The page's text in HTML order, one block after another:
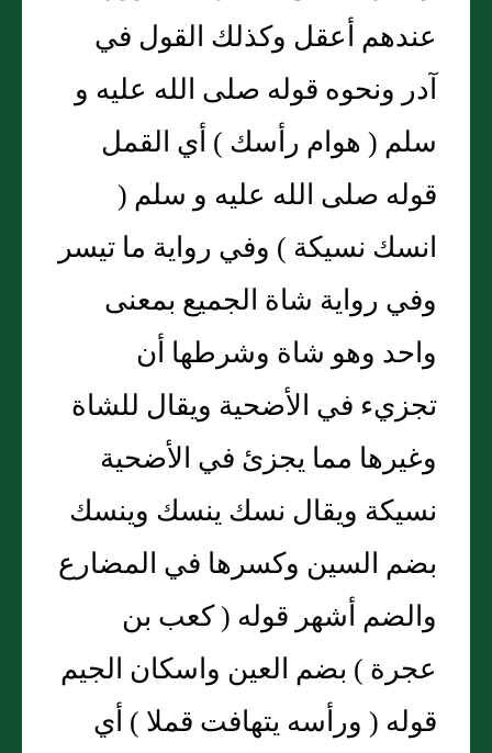
عندهم أعقل وكذلك القول في
آدر ونحوه قوله صلى الله عليه و
سلم ( هوام رأسك ) أي القمل
قوله صلى الله عليه و سلم (
انسك نسيكة ) وفي رواية ما تيسر
وفي رواية شاة الجميع بمعنى
واحد وهو شاة وشرطها أن
تجزيء في الأضحية ويقال للشاة
وغيرها مما يجزئ في الأضحية
نسيكة ويقال نسك ينسك وينسك
بضم السين وكسرها في المضارع
والضم أشهر قوله ( كعب بن
عجرة ) بضم العين واسكان الجيم
قوله ( ورأسه يتهافت قملا ) أي